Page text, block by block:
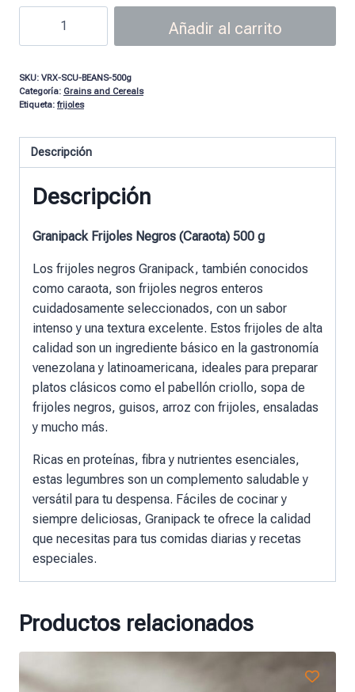
Añadir al carrito
SKU: VRX-SCU-BEANS-500g
Categoría: Grains and Cereals
Etiqueta: frijoles
Descripción
Descripción
Granipack Frijoles Negros (Caraota) 500 g
Los frijoles negros Granipack, también conocidos
como caraota, son frijoles negros enteros
cuidadosamente seleccionados, con un sabor
intenso y una textura excelente. Estos frijoles de alta
calidad son un ingrediente básico en la gastronomía
venezolana y latinoamericana, ideales para preparar
platos clásicos como el pabellón criollo, sopa de
frijoles negros, guisos, arroz con frijoles, ensaladas
y mucho más.
Ricas en proteínas, fibra y nutrientes esenciales,
estas legumbres son un complemento saludable y
versátil para tu despensa. Fáciles de cocinar y
siempre deliciosas, Granipack te ofrece la calidad
que necesitas para tus comidas diarias y recetas
especiales.
Productos relacionados